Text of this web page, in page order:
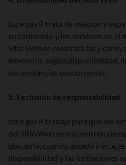
luz e gas R trata de mejorar y
su contenido y los servicios en él
Sitio Web se mostrará tal y como
momento, según disponibilidad,
circunstancias concurrentes.
5. Exclusión de responsabilidad
luz e gas R trabaja para que los
del Sitio Web se encuentren
obstante, cuando acceda a éste,
disponibilidad y las limitaciones